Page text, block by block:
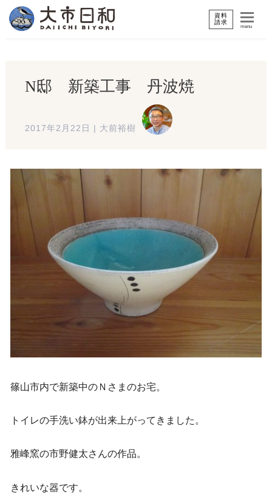
資料
請求
menu
N邸 新築工事 丹波焼
2017年2月22日 大前裕樹
篠山市内で新築中のＮさまのお宅。
トイレの手洗い鉢が出来上がってきました。
雅峰窯の市野健太さんの作品。
きれいな器です。